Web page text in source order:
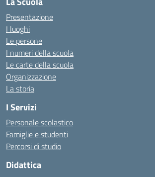
Presentazione
I luoghi
Le persone
I numeri della scuola
Le carte della scuola
Organizzazione
La storia
I Servizi
Personale scolastico
Famiglie e studenti
Percorsi di studio
Didattica